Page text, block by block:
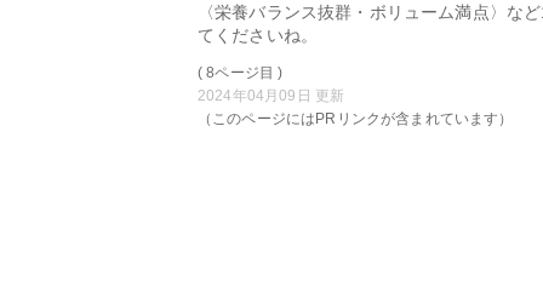
〈栄養バランス抜群・ボリューム満点〉な
てくださいね。
( 8ページ目 )
2024年04月09日 更新
（このページにはPRリンクが含まれています）